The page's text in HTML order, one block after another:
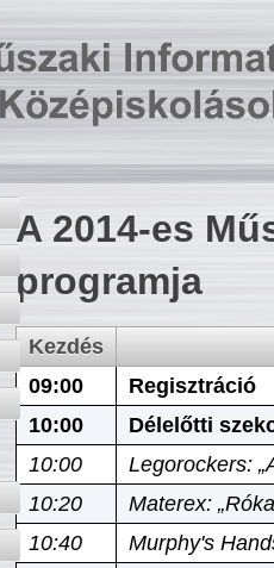
A 2014-es
programja
Kezdés
09:00
Regisztráció
10:00
Délelőtti
10:00
Legorockers:
10:20
Materex:
10:40
Murphy's